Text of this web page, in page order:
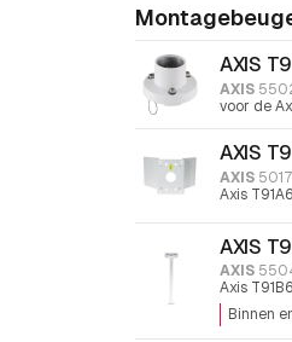
AXIS
AXIS
voor de
AXIS
AXIS
Axis
AXIS
AXIS
Axis
Binnen